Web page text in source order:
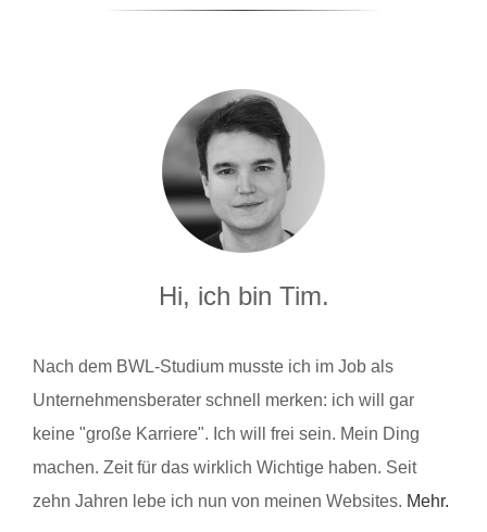
Hi, ich bin Tim.
Nach dem BWL-Studium musste ich im Job als
Unternehmensberater schnell merken: ich will gar
keine "große Karriere". Ich will frei sein. Mein Ding
machen. Zeit für das wirklich Wichtige haben. Seit
zehn Jahren lebe ich nun von meinen Websites. Mehr.